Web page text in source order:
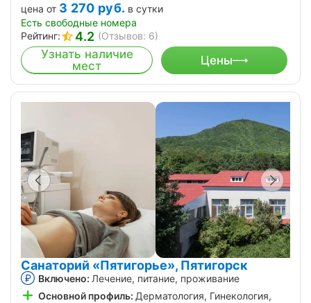
цена от 3 270 руб. в сутки
Есть свободные номера
Рейтинг:
4.2 (Отзывов: 6)
Узнать наличие
мест
Цены
Санаторий «Пятигорье», Пятигорск
Включено: Лечение, питание, проживание
Основной профиль: Дерматология, Гинекология,